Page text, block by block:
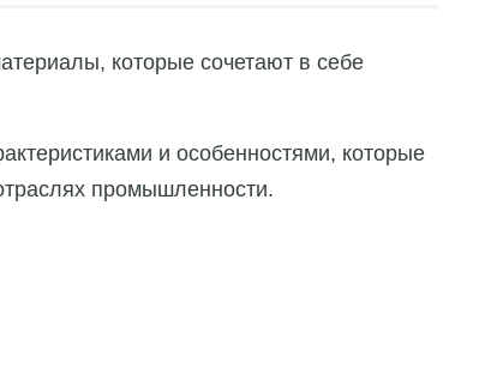
которые сочетают в себе
и особенностями, которые
промышленности.